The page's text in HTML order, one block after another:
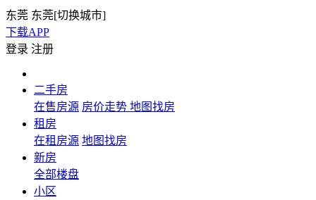
东莞 东莞[切换城市]
下载APP
登录 注册
二手房
在售房源 房价走势 地图找房
租房
在租房源 地图找房
新房
全部楼盘
小区